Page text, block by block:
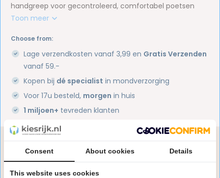
handgreep voor gecontroleerd, comfortabel poetsen
Toon meer
Choose from:
Lage verzendkosten vanaf 3,99 en Gratis Verzenden
vanaf 59.-
Kopen bij dé specialist in mondverzorging
Voor 17u besteld, morgen in huis
1 miljoen+ tevreden klanten
Heb je een vraag over dit product?
in de chat of stuur een e-mail.
Consent About cookies Details
This website uses cookies